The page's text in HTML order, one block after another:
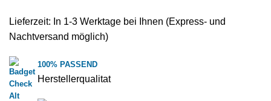
Lieferzeit: In 1-3 Werktage bei Ihnen (Express- und
Nachtversand möglich)
100% PASSEND
Herstellerqualitat